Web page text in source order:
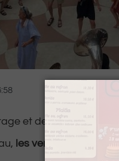
et de bons plans
les vendredi 10 et